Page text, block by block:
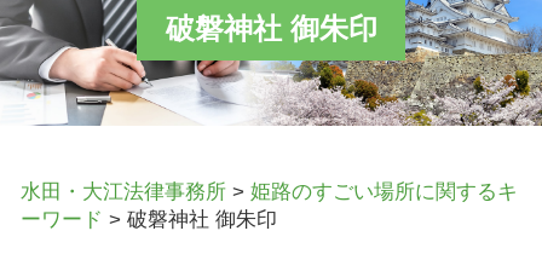
破磐神社 御朱印
水田・大江法律事務所 > 姫路のすごい場所に関するキ
ーワード > 破磐神社 御朱印